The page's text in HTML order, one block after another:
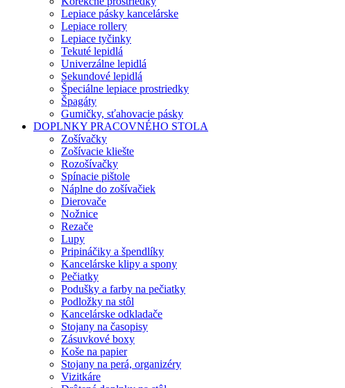
Lepiace pásky kancelárske
Lepiace rollery
Lepiace tyčinky
Tekuté lepidlá
Univerzálne lepidlá
Sekundové lepidlá
Špeciálne lepiace prostriedky
Špagáty
Gumičky, sťahovacie pásky
DOPLNKY PRACOVNÉHO STOLA
Zošívačky
Zošívacie kliešte
Rozošívačky
Spínacie pištole
Náplne do zošívačiek
Dierovače
Nožnice
Rezače
Lupy
Pripináčiky a špendlíky
Kancelárske klipy a spony
Pečiatky
Podušky a farby na pečiatky
Podložky na stôl
Kancelárske odkladače
Stojany na časopisy
Zásuvkové boxy
Koše na papier
Stojany na perá, organizéry
Vizitkáre